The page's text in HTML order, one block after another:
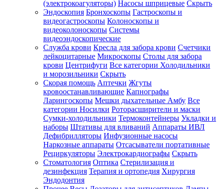
(электрокоагуляторы) Насосы шприцевые Скрыть
Эндоскопия Бронхоскопы Гастроскопы и
видеогастроскопы Колоноскопы и
видеоколоноскопы Системы
видеоэндоскопические
Служба крови Кресла для забора крови Счетчики
лейкоцитарные Микроскопы Столы для забора
крови Центрифуги Все категории Холодильники
и морозильники Скрыть
Скорая помощь Аптечки Жгуты
кровоостанавливающие Капнографы
Ларингоскопы Мешки дыхательные Амбу Все
категории Носилки Роторасширители и маски
Сумки-холодильники Термоконтейнеры Укладки и
наборы Штативы для вливаний Аппараты ИВЛ
Дефибрилляторы Инфузионные насосы
Наркозные аппараты Отсасыватели портативные
Рециркуляторы Электрокардиографы Скрыть
Стоматология Оптика Стерилизация и
дезинфекция Терапия и ортопедия Хирургия
Эндодонтия